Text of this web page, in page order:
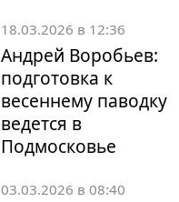
18.03.2026 в 12:36
Андрей Воробьев:
подготовка к
весеннему паводку
ведется в
Подмосковье
03.03.2026 в 08:40